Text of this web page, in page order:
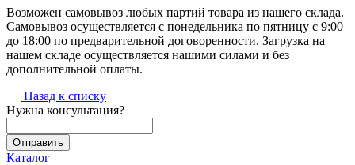
Возможен самовывоз любых партий товара из нашего склада.
Самовывоз осуществляется с понедельника по пятницу с 9:00
до 18:00 по предварительной договоренности. Загрузка на
нашем складе осуществляется нашими силами и без
дополнительной оплаты.
Назад к списку
Нужна консультация?
Каталог